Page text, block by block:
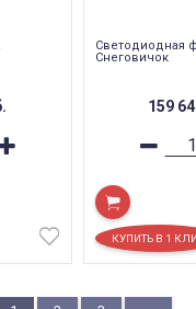
Светодиодная
Снеговичок
159